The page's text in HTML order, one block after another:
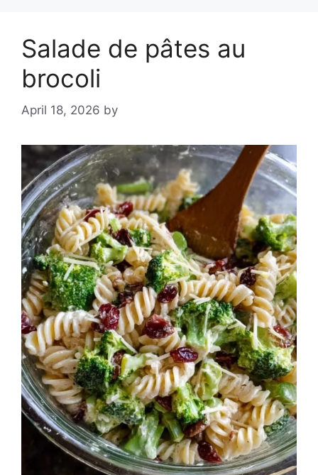
Salade de pâtes au
brocoli
April 18, 2026 by